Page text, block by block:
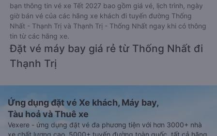
bạn thông tin vé xe Tết 2027 bao gồm giá vé, lịch trình, ngày
giờ bán vé của các hãng xe khách đi tuyến đường Thống
Nhất - Thạnh Trị và Thạnh Trị - Thống Nhất ngay khi có thông
tin từ các hãng xe.
Đặt vé máy bay giá rẻ từ Thống Nhất đi
Thạnh Trị
Ứng dụng đặt vé Xe khách, Máy bay,
Tàu hoả và Thuê xe
Vexere - ứng dụng đặt vé đa phương tiện với hơn 3000+ nhà
xe chất lượng cao, 5000+ tuyến đường toàn quốc, tất cả hãng